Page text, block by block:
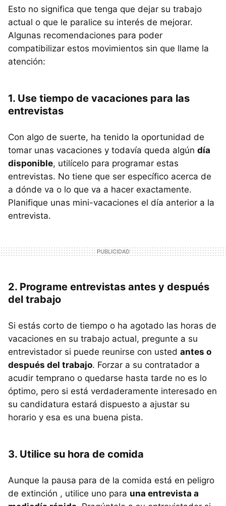
Esto no significa que tenga que dejar su trabajo
actual o que le paralice su interés de mejorar.
Algunas recomendaciones para poder
compatibilizar estos movimientos sin que llame la
atención:
1. Use tiempo de vacaciones para las
entrevistas
Con algo de suerte, ha tenido la oportunidad de
tomar unas vacaciones y todavía queda algún día
disponible, utilícelo para programar estas
entrevistas. No tiene que ser específico acerca de
a dónde va o lo que va a hacer exactamente.
Planifique unas mini-vacaciones el día anterior a la
entrevista.
2. Programe entrevistas antes y después
del trabajo
Si estás corto de tiempo o ha agotado las horas de
vacaciones en su trabajo actual, pregunte a su
entrevistador si puede reunirse con usted antes o
después del trabajo. Forzar a su contratador a
acudir temprano o quedarse hasta tarde no es lo
óptimo, pero si está verdaderamente interesado en
su candidatura estará dispuesto a ajustar su
horario y esa es una buena pista.
3. Utilice su hora de comida
Aunque la pausa para de la comida está en peligro
de extinción , utilice uno para una entrevista a